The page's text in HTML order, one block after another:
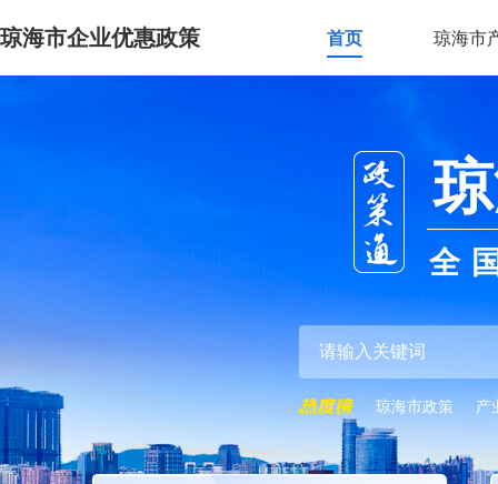
琼海市企业优惠政策 首页 琼海市
全
琼海市政策 产